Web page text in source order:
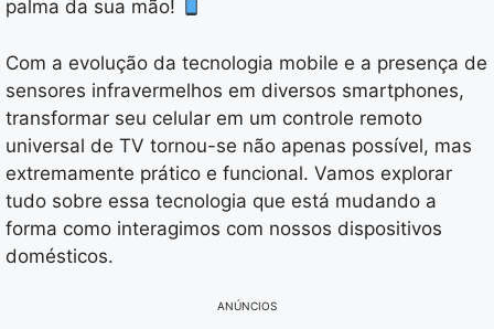
palma da sua mão!
Com a evolução da tecnologia mobile e a presença de
sensores infravermelhos em diversos smartphones,
transformar seu celular em um controle remoto
universal de TV tornou-se não apenas possível, mas
extremamente prático e funcional. Vamos explorar
tudo sobre essa tecnologia que está mudando a
forma como interagimos com nossos dispositivos
domésticos.
ANÚNCIOS